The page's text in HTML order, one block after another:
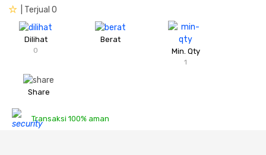
Sanitari & Aksesorisnya
| Terjual 0
Dilihat
0
Berat
Min. Qty
1
Share
Transaksi 100% aman